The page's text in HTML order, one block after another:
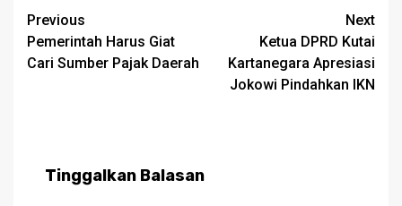
Post
navigation
Previous
Pemerintah Harus Giat
Cari Sumber Pajak Daerah
Next
Ketua DPRD Kutai
Kartanegara Apresiasi
Jokowi Pindahkan IKN
Tinggalkan Balasan